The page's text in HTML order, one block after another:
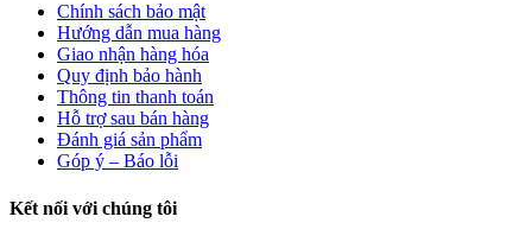
Chính sách bảo mật
Hướng dẫn mua hàng
Giao nhận hàng hóa
Quy định bảo hành
Thông tin thanh toán
Hỗ trợ sau bán hàng
Đánh giá sản phẩm
Góp ý – Báo lỗi
Kết nối với chúng tôi